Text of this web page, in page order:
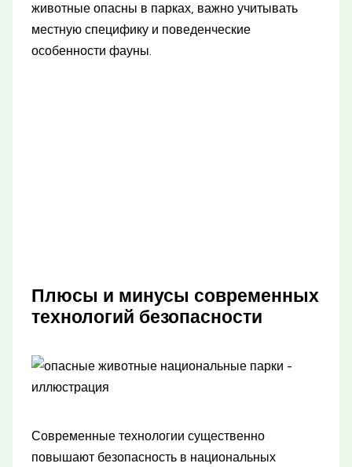
животные опасны в парках, важно учитывать
местную специфику и поведенческие
особенности фауны.
Плюсы и минусы современных
технологий безопасности
Современные технологии существенно
повышают безопасность в национальных